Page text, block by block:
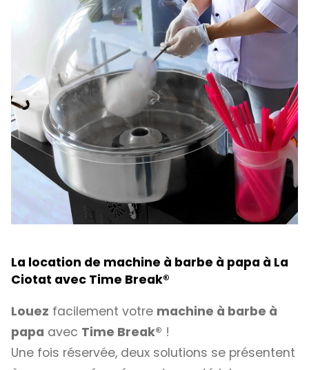
La location de machine à barbe à papa à La
Ciotat avec Time Break®
Louez facilement votre machine à barbe à
papa avec Time Break® !
Une fois réservée, deux solutions se présentent